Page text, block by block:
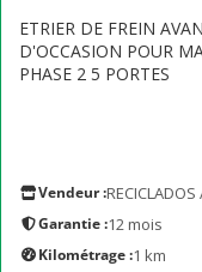
ETRIER DE FREIN
D'OCCASION POUR
PHASE 2 5 PORTES
Vendeur :RECICLADOS
Garantie :12 mois
Kilométrage :1 km